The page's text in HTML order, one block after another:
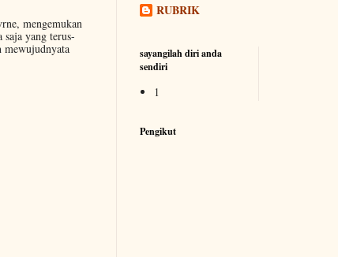
mengemukan
yang terus-
mewujudnyata
RUBRIK
sayangilah diri anda
sendiri
1
Pengikut